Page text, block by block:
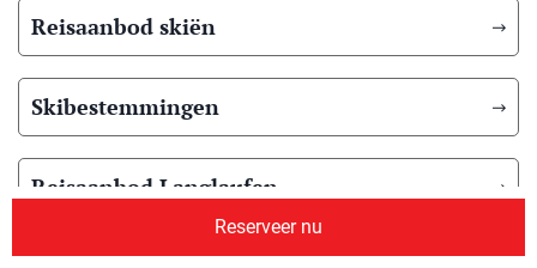
Reserveer nu
Reisaanbod skiën
Skibestemmingen
Reisaanbod Langlaufen